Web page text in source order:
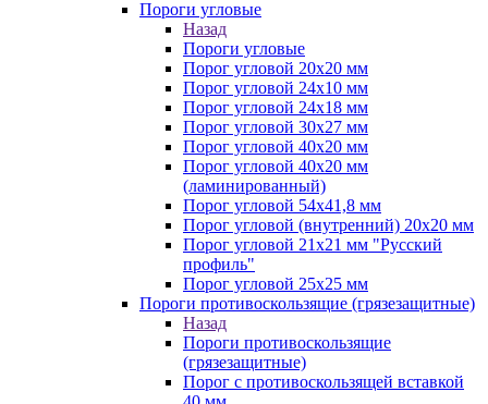
Пороги угловые
Назад
Пороги угловые
Порог угловой 20х20 мм
Порог угловой 24х10 мм
Порог угловой 24х18 мм
Порог угловой 30х27 мм
Порог угловой 40х20 мм
Порог угловой 40х20 мм
(ламинированный)
Порог угловой 54х41,8 мм
Порог угловой (внутренний) 20х20 мм
Порог угловой 21х21 мм "Русский
профиль"
Порог угловой 25х25 мм
Пороги противоскользящие (грязезащитные)
Назад
Пороги противоскользящие
(грязезащитные)
Порог с противоскользящей вставкой